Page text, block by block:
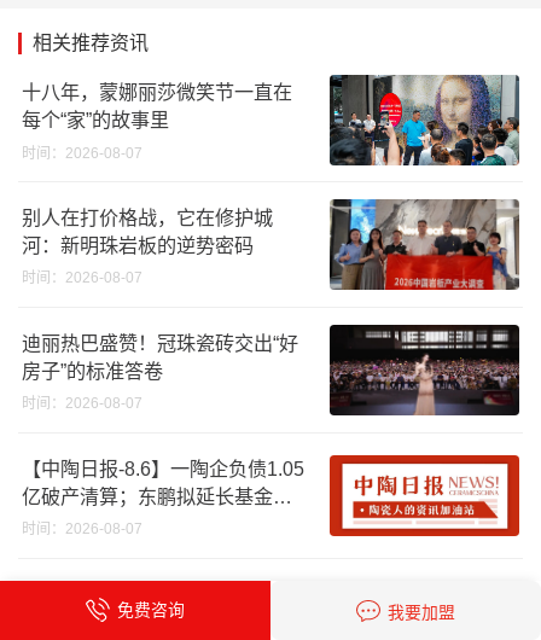
相关推荐资讯
十八年，蒙娜丽莎微笑节一直在
每个“家”的故事里
时间：2026-08-07
别人在打价格战，它在修护城
河：新明珠岩板的逆势密码
时间：2026-08-07
迪丽热巴盛赞！冠珠瓷砖交出“好
房子”的标准答卷
时间：2026-08-07
【中陶日报-8.6】一陶企负债1.05
亿破产清算；东鹏拟延长基金投
资期限；工信部开展建陶行业能
时间：2026-08-07
【中陶日报-8.5】广东省10批次陶
瓷砖不合格；科达购买特福国际
免费咨询 我要加盟